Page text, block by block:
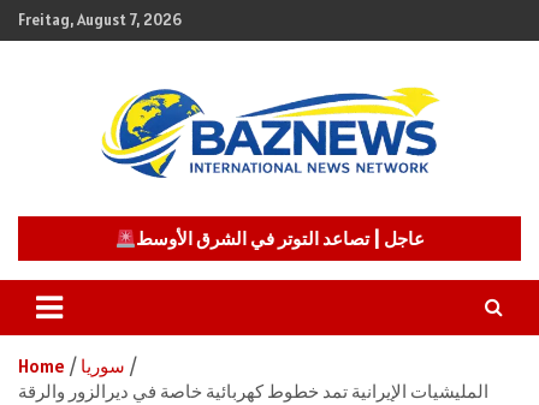
Skip
to
Freitag, August 7, 2026
BAZNEWS
عاجل | تصاعد التوتر في الشرق الأوسط
Home
سوريا
المليشيات الإيرانية تمد خطوط كهربائية خاصة في ديرالزور والرقة